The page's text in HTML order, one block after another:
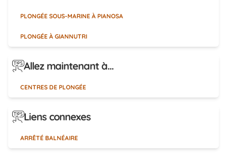
PLONGÉE SOUS-MARINE À PIANOSA
PLONGÉE À GIANNUTRI
Allez maintenant à...
CENTRES DE PLONGÉE
Liens connexes
ARRÊTÉ BALNÉAIRE